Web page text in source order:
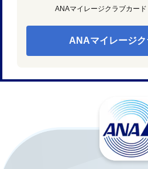
ANAマイレージクラブカード
ANAマイレージ